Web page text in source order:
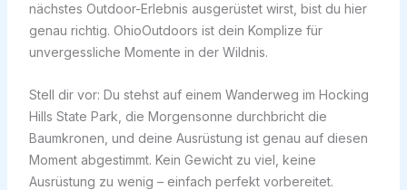
nächstes Outdoor-Erlebnis ausgerüstet wirst, bist du hier
genau richtig. OhioOutdoors ist dein Komplize für
unvergessliche Momente in der Wildnis.
Stell dir vor: Du stehst auf einem Wanderweg im Hocking
Hills State Park, die Morgensonne durchbricht die
Baumkronen, und deine Ausrüstung ist genau auf diesen
Moment abgestimmt. Kein Gewicht zu viel, keine
Ausrüstung zu wenig – einfach perfekt vorbereitet.